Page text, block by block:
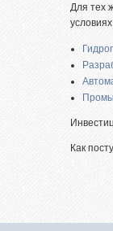
Для тех
Как